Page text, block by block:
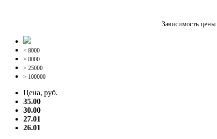
Зависимость цены
< 8000
> 8000
> 25000
> 100000
Цена, руб.
35.00
30.00
27.01
26.01